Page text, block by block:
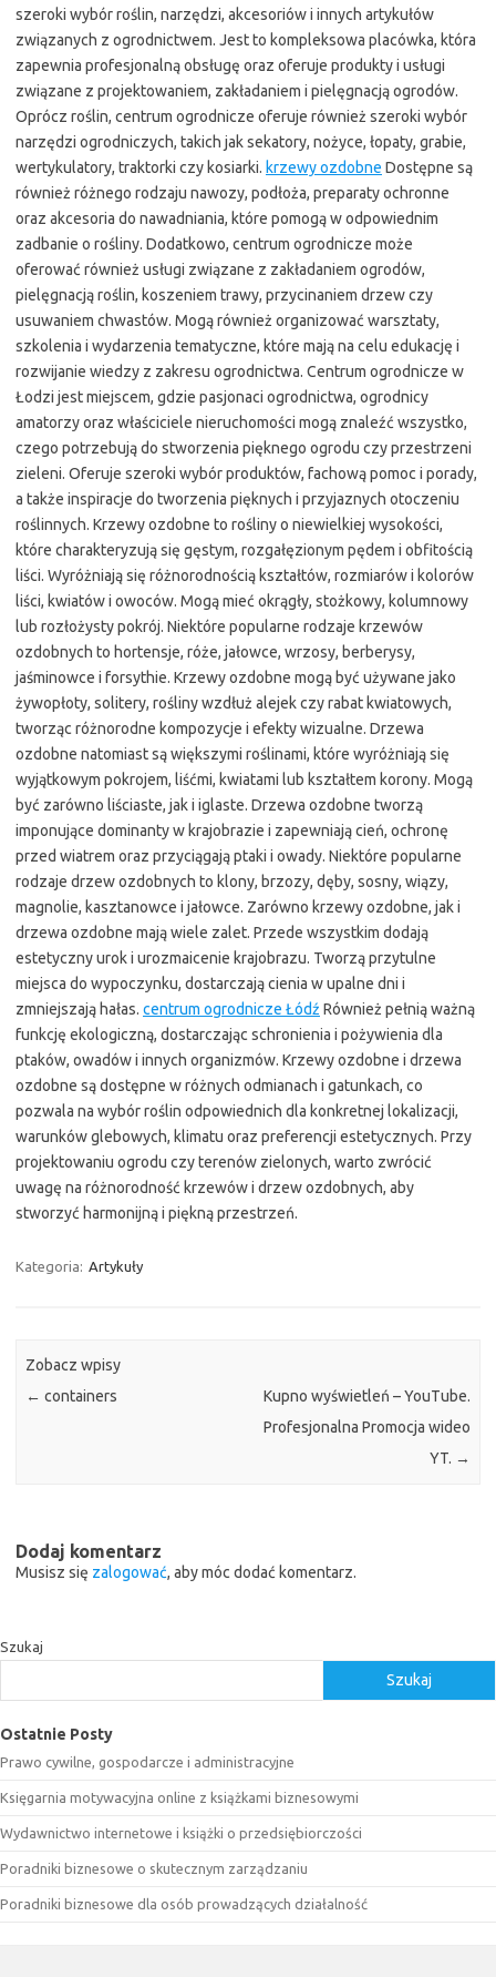
szeroki wybór roślin, narzędzi, akcesoriów i innych artykułów
związanych z ogrodnictwem. Jest to kompleksowa placówka, która
zapewnia profesjonalną obsługę oraz oferuje produkty i usługi
związane z projektowaniem, zakładaniem i pielęgnacją ogrodów.
Oprócz roślin, centrum ogrodnicze oferuje również szeroki wybór
narzędzi ogrodniczych, takich jak sekatory, nożyce, łopaty, grabie,
wertykulatory, traktorki czy kosiarki. krzewy ozdobne Dostępne są
również różnego rodzaju nawozy, podłoża, preparaty ochronne
oraz akcesoria do nawadniania, które pomogą w odpowiednim
zadbanie o rośliny. Dodatkowo, centrum ogrodnicze może
oferować również usługi związane z zakładaniem ogrodów,
pielęgnacją roślin, koszeniem trawy, przycinaniem drzew czy
usuwaniem chwastów. Mogą również organizować warsztaty,
szkolenia i wydarzenia tematyczne, które mają na celu edukację i
rozwijanie wiedzy z zakresu ogrodnictwa. Centrum ogrodnicze w
Łodzi jest miejscem, gdzie pasjonaci ogrodnictwa, ogrodnicy
amatorzy oraz właściciele nieruchomości mogą znaleźć wszystko,
czego potrzebują do stworzenia pięknego ogrodu czy przestrzeni
zieleni. Oferuje szeroki wybór produktów, fachową pomoc i porady,
a także inspiracje do tworzenia pięknych i przyjaznych otoczeniu
roślinnych. Krzewy ozdobne to rośliny o niewielkiej wysokości,
które charakteryzują się gęstym, rozgałęzionym pędem i obfitością
liści. Wyróżniają się różnorodnością kształtów, rozmiarów i kolorów
liści, kwiatów i owoców. Mogą mieć okrągły, stożkowy, kolumnowy
lub rozłożysty pokrój. Niektóre popularne rodzaje krzewów
ozdobnych to hortensje, róże, jałowce, wrzosy, berberysy,
jaśminowce i forsythie. Krzewy ozdobne mogą być używane jako
żywopłoty, solitery, rośliny wzdłuż alejek czy rabat kwiatowych,
tworząc różnorodne kompozycje i efekty wizualne. Drzewa
ozdobne natomiast są większymi roślinami, które wyróżniają się
wyjątkowym pokrojem, liśćmi, kwiatami lub kształtem korony. Mogą
być zarówno liściaste, jak i iglaste. Drzewa ozdobne tworzą
imponujące dominanty w krajobrazie i zapewniają cień, ochronę
przed wiatrem oraz przyciągają ptaki i owady. Niektóre popularne
rodzaje drzew ozdobnych to klony, brzozy, dęby, sosny, wiązy,
magnolie, kasztanowce i jałowce. Zarówno krzewy ozdobne, jak i
drzewa ozdobne mają wiele zalet. Przede wszystkim dodają
estetyczny urok i urozmaicenie krajobrazu. Tworzą przytulne
miejsca do wypoczynku, dostarczają cienia w upalne dni i
zmniejszają hałas. centrum ogrodnicze Łódź Również pełnią ważną
funkcję ekologiczną, dostarczając schronienia i pożywienia dla
ptaków, owadów i innych organizmów. Krzewy ozdobne i drzewa
ozdobne są dostępne w różnych odmianach i gatunkach, co
pozwala na wybór roślin odpowiednich dla konkretnej lokalizacji,
warunków glebowych, klimatu oraz preferencji estetycznych. Przy
projektowaniu ogrodu czy terenów zielonych, warto zwrócić
uwagę na różnorodność krzewów i drzew ozdobnych, aby
stworzyć harmonijną i piękną przestrzeń.
Kategoria: Artykuły
Zobacz wpisy
← containers
Kupno wyświetleń – YouTube.
Profesjonalna Promocja wideo
YT. →
Dodaj komentarz
Musisz się zalogować, aby móc dodać komentarz.
Szukaj
Szukaj
Ostatnie Posty
Prawo cywilne, gospodarcze i administracyjne
Księgarnia motywacyjna online z książkami biznesowymi
Wydawnictwo internetowe i książki o przedsiębiorczości
Poradniki biznesowe o skutecznym zarządzaniu
Poradniki biznesowe dla osób prowadzących działalność